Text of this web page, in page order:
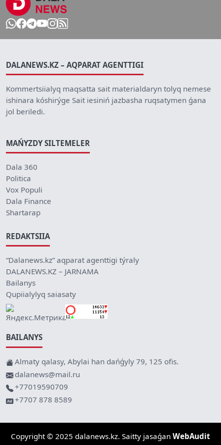
DALANEWS.KZ – AQPARAT AGENTTIGI
Kommertsiialyq maqsatta sait materialdaryn tolyq nemese
ishinara kóshirýge Sait iesiniń jazbasha ruqsatymen ǵana
jol beriledi.
MAŃYZDY SILTEMELER
Dala 360
Politica
Vox Populi
Dala Finance
Shartarap
REDAKTSIIA
“Dalanews.kz” aqparat agenttigi týraly
DALANEWS.KZ – JARNAMA
Bailanys
Qupiialylyq saiasaty
BAILANYS
Almaty qalasy, Abylai han dańǵyly 79, 125 ofis.
dalanews@mail.ru
+77019590709
+7707 878 8589
Copyright © 2025 dalanews.kz. Saitty jasaǵan WebAudit